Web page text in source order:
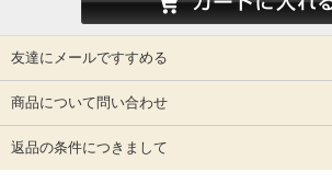
友達にメールですすめる
商品について問い合わせ
返品の条件につきまして